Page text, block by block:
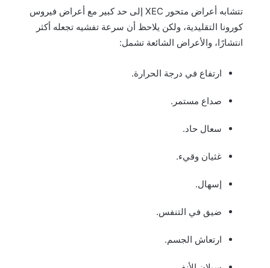
تتشابه أعراض متحور XEC إلى حد كبير مع أعراض فيروس
كورونا التقليدية، ولكن يلاحظ أن سرعة تفشيه تجعله أكثر
انتشارًا، والأعراض الشائعة تشمل:
ارتفاع في درجة الحرارة.
صداع مستمر.
سعال حاد.
غثيان وقيء.
إسهال.
ضيق في التنفس.
ارتعاش الجسم.